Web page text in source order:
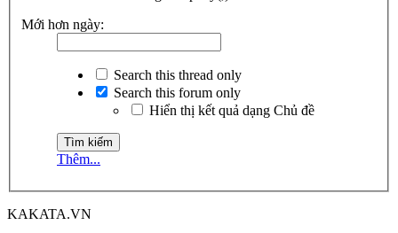
Mới hơn ngày:
Search this thread only
Search this forum only
Hiển thị kết quả dạng Chủ đề
Thêm...
KAKATA.VN